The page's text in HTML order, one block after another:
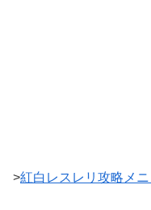
>紅白レスレリ攻略メ